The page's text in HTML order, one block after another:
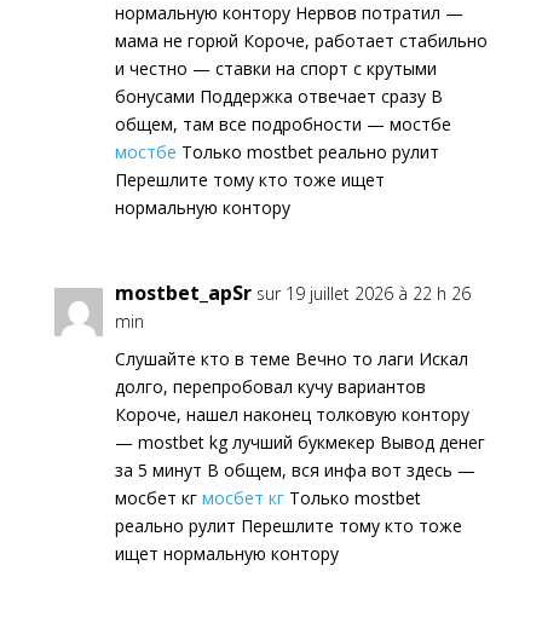
нормальную контору Нервов потратил —
мама не горюй Короче, работает стабильно
и честно — ставки на спорт с крутыми
бонусами Поддержка отвечает сразу В
общем, там все подробности — мостбе
мостбе Только mostbet реально рулит
Перешлите тому кто тоже ищет
нормальную контору
mostbet_apSr sur 19 juillet 2026 à 22 h 26
min
Слушайте кто в теме Вечно то лаги Искал
долго, перепробовал кучу вариантов
Короче, нашел наконец толковую контору
— mostbet kg лучший букмекер Вывод денег
за 5 минут В общем, вся инфа вот здесь —
мосбет кг мосбет кгТолько mostbet
реально рулит Перешлите тому кто тоже
ищет нормальную контору